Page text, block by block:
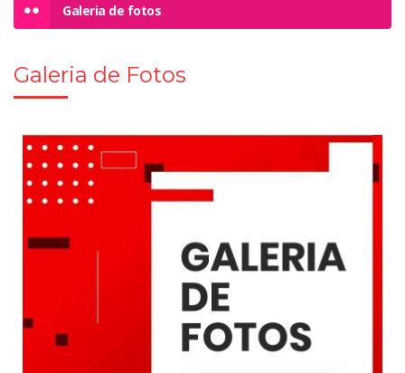
Galeria de fotos
Galeria de Fotos